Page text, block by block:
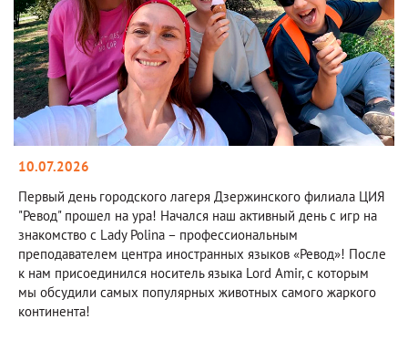
10.07.2026
Первый день городского лагеря Дзержинского филиала ЦИЯ
"Ревод" прошел на ура! Начался наш активный день с игр на
знакомство с Lady Polina – профессиональным
преподавателем центра иностранных языков «Ревод»! После
к нам присоединился носитель языка Lord Amir, с которым
мы обсудили самых популярных животных самого жаркого
континента!